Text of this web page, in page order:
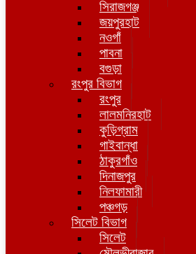
সিরাজগঞ্জ
জয়পুরহাট
নওগাঁ
পাবনা
বগুড়া
রংপুর বিভাগ
রংপুর
লালমনিরহাট
কুড়িগ্রাম
গাইবান্ধা
ঠাকুরগাঁও
দিনাজপুর
নিলফামারী
পঞ্চগড়
সিলেট বিভাগ
সিলেট